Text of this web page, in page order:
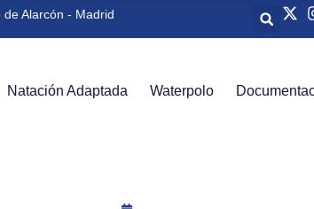
Alarcón - Madrid
Natación Adaptada Waterpolo